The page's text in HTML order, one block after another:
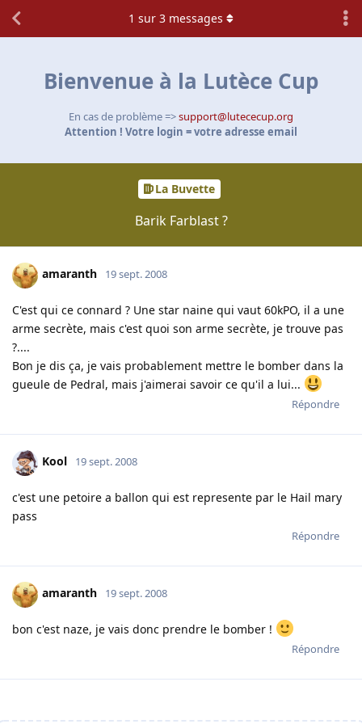
Bienvenue à la Lutèce Cup
En cas de problème =>support@lutececup.org
Attention ! Votre login = votre adresse email
La Buvette
Barik Farblast ?
1 sur 3 messages
amaranth 19 sept. 2008
C'est qui ce connard ? Une star naine qui vaut 60kPO, il a une
arme secrète, mais c'est quoi son arme secrète, je trouve pas
?....
Bon je dis ça, je vais probablement mettre le bomber dans la
gueule de Pedral, mais j'aimerai savoir ce qu'il a lui...
Répondre
Kool 19 sept. 2008
c'est une petoire a ballon qui est represente par le Hail mary
pass
Répondre
amaranth 19 sept. 2008
bon c'est naze, je vais donc prendre le bomber !
Répondre